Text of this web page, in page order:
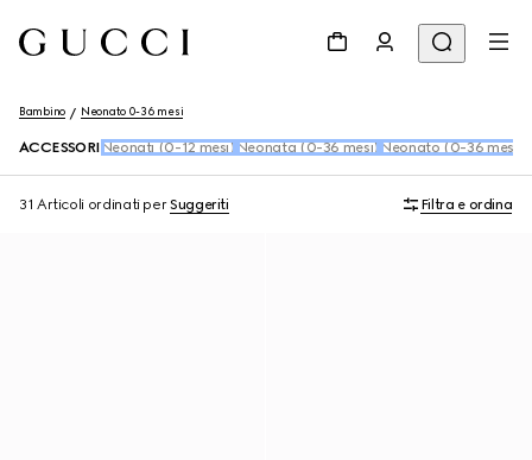
Bambino Neonato 0-36 mesi
ACCESSORI Neonati (0-12 mesi) Neonata (0-36 mesi) Neonato (0-36 mesi)
31 Articoli ordinati perSuggeriti Filtra e ordina